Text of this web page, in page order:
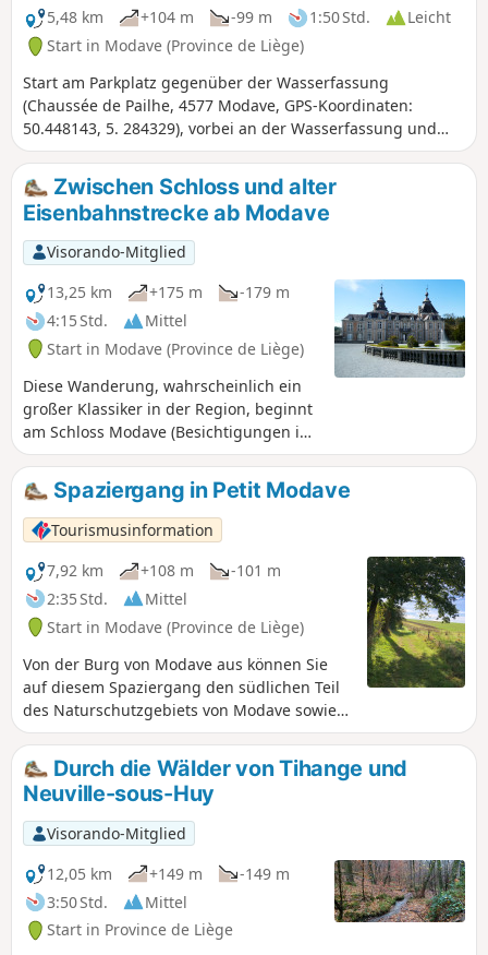
5,48 km +104 m -99 m 1:50 Std.
Leicht
Start in Modave (Province de Liège)
Start am Parkplatz gegenüber der Wasserfassung
(Chaussée de Pailhe, 4577 Modave, GPS-Koordinaten:
50.448143, 5. 284329), vorbei an der Wasserfassung und
dem Schloss von Modave. Passage über den Ravel
(ehemalige stillgelegte Eisenbahnstrecke, die für
Fußgänger und Radfahrer umgebaut wurde) zwischen
Modave und Vyle-et-Tharoul. Rückkehr zum Ausgangspunkt
durch die Wälder von Vyle-et-Tharoul.
Zwischen Schloss und alter
Eisenbahnstrecke ab Modave
Visorando-Mitglied
13,25 km
+175 m
-179 m
4:15 Std.
Mittel
Start in Modave (Province de Liège)
Diese Wanderung, wahrscheinlich ein
großer Klassiker in der Region, beginnt
am Schloss Modave (Besichtigungen in
der Saison) und führt durch das
Hoyoux-Tal, wobei sie dem Flusslauf mal
ganz nah, mal viel weiter entfernt bis
zum Rand des Dorfes Avins folgt.
Spaziergang in Petit Modave
Tourismusinformation
7,92 km
+108 m
-101 m
2:35 Std.
Mittel
Start in Modave (Province de Liège)
Von der Burg von Modave aus können Sie
auf diesem Spaziergang den südlichen Teil
des Naturschutzgebiets von Modave sowie
das Hoyoux-Tal entdecken. Sie kommen auch
durch den Weiler Tibiémont, die Furt „Gué
du Val“, die Ruine der ehemaligen Burg von
Survillers und einen wunderschönen
Aussichtspunkt. Ein schöner Waldweg (die
Drève Boisée) führt Sie gemächlich zurück
zum Schloss. Diese Wanderung ist vom
Generalkommissariat für Tourismus der
Wallonie (Belgien) anerkannt.
Durch die Wälder von Tihange und
Neuville-sous-Huy
Visorando-Mitglied
12,05 km
+149 m
-149 m
3:50 Std.
Mittel
Start in Province de Liège